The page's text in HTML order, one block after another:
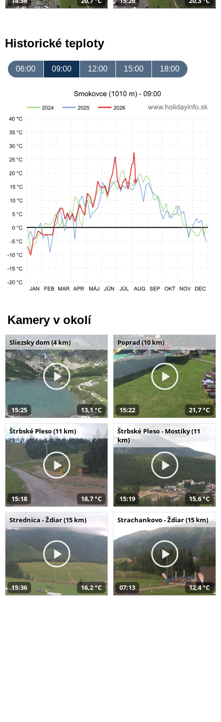
Historické teploty
06:00 09:00 12:00 15:00 18:00
Kamery v okolí
Sliezsky dom (4 km)
15:25 13,1 °C
Poprad (10 km)
15:22 21,7 °C
Štrbské Pleso (11 km)
15:18 18,7 °C
Štrbské Pleso - Mostíky (11
km)
15:19 15,6 °C
Strednica - Ždiar (15 km)
15:36 16,2 °C
Strachankovo - Ždiar (15 km)
07:13 12,4 °C